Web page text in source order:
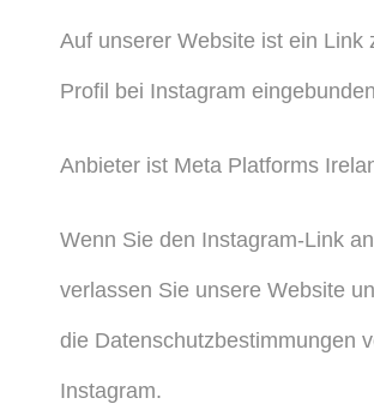
Auf unserer Website ist ein Link
Profil bei Instagram
Anbieter ist Meta Platforms
Wenn Sie den Instagram-Link
verlassen Sie unsere Website
die Datenschutzbestimmungen
Instagram.